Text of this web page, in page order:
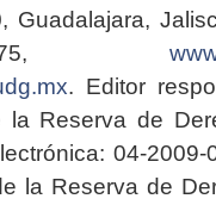
Guadalajara,
. Editor
la Reserva de
04-2009-
la Reserva de